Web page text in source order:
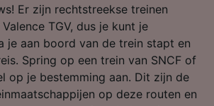
Er zijn rechtstreekse treinen
TGV, dus je kunt je
je aan boord van de trein stapt en
Spring op een trein van SNCF of
op je bestemming aan. Dit zijn de
op deze routen en